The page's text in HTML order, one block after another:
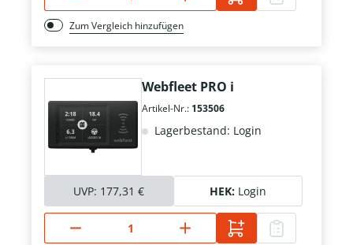
Zum Vergleich hinzufügen
Webfleet PRO i
Artikel-Nr.: 153506
Lagerbestand: Login
UVP: 177,31 € HEK: Login